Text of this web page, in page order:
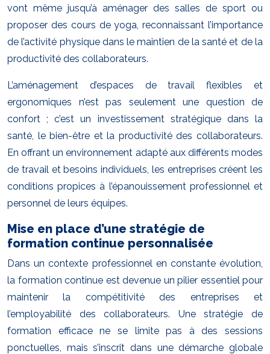
vont même jusqu’à aménager des salles de sport ou
proposer des cours de yoga, reconnaissant l’importance
de l’activité physique dans le maintien de la santé et de la
productivité des collaborateurs.
L’aménagement d’espaces de travail flexibles et
ergonomiques n’est pas seulement une question de
confort ; c’est un investissement stratégique dans la
santé, le bien-être et la productivité des collaborateurs.
En offrant un environnement adapté aux différents modes
de travail et besoins individuels, les entreprises créent les
conditions propices à l’épanouissement professionnel et
personnel de leurs équipes.
Mise en place d’une stratégie de
formation continue personnalisée
Dans un contexte professionnel en constante évolution,
la formation continue est devenue un pilier essentiel pour
maintenir la compétitivité des entreprises et
l’employabilité des collaborateurs. Une stratégie de
formation efficace ne se limite pas à des sessions
ponctuelles, mais s’inscrit dans une démarche globale